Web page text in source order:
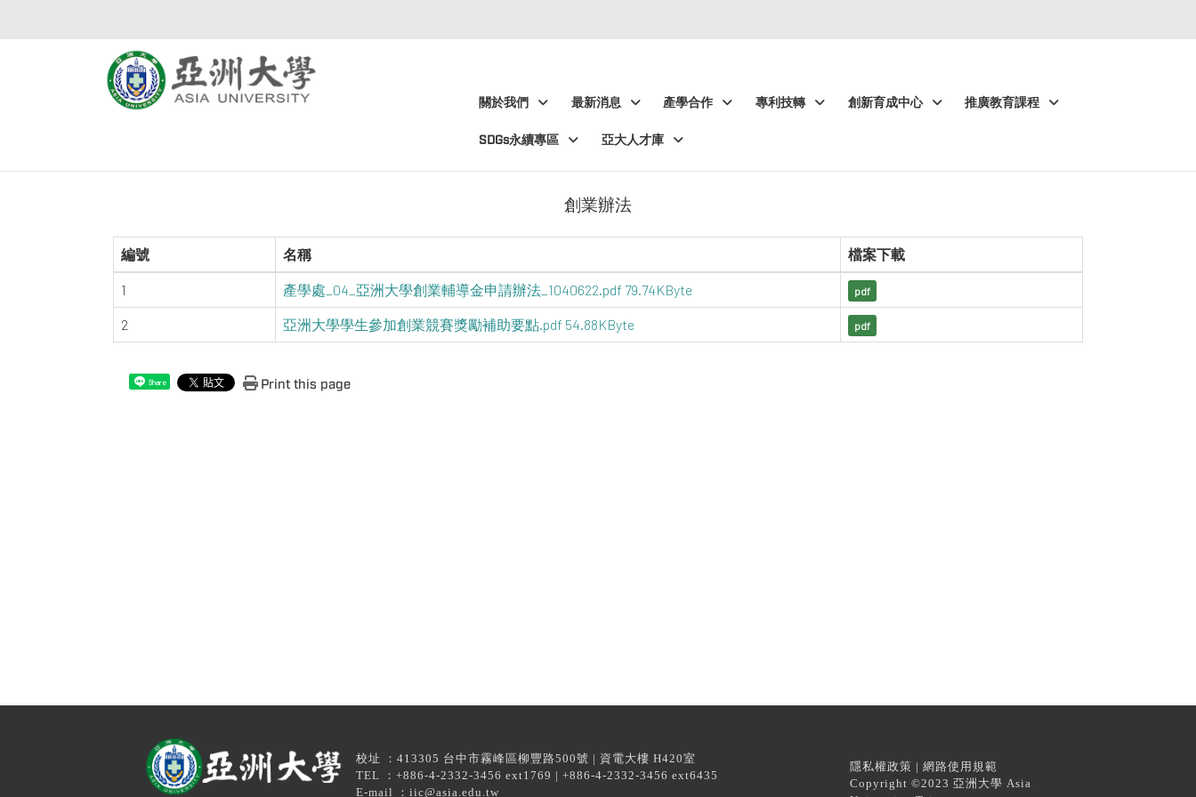
關於我們 最新消息 產學合作 專利技轉 創新育成中心 推廣教育課程
SDGs永續專區 亞大人才庫
創業辦法
編號 名稱 檔案下載
1 產學處_04_亞洲大學創業輔導金申請辦法_1040622.pdf 79.74KByte pdf
2 亞洲大學學生參加創業競賽獎勵補助要點.pdf 54.88KByte pdf
Share Print this page
校址 ：413305 台中市霧峰區柳豐路500號 | 資電大樓 H420室
TEL ：+886-4-2332-3456 ext1769 | +886-4-2332-3456 ext6435
E-mail ：iic@asia.edu.tw
隱私權政策 | 網路使用規範
Copyright ©2023 亞洲大學 Asia